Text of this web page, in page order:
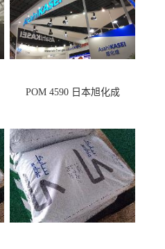
POM 4590 日本旭化成